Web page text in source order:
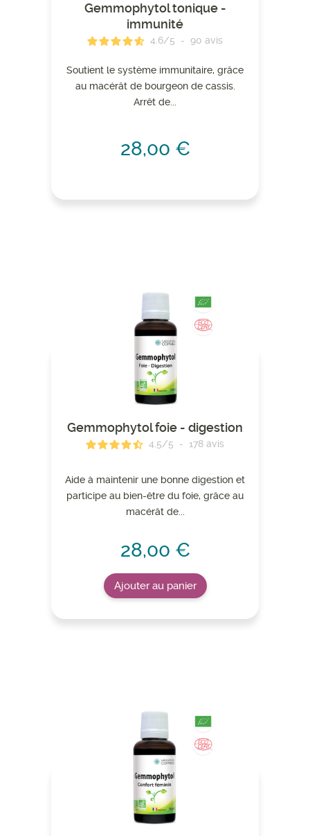
Gemmophytol tonique -
immunité
4.6/5 - 90 avis
Soutient le système immunitaire, grâce
au macérât de bourgeon de cassis.
Arrêt de...
28,00 €
Gemmophytol foie - digestion
4.5/5 - 178 avis
Aide à maintenir une bonne digestion et
participe au bien-être du foie, grâce au
macérât de...
28,00 €
Ajouter au panier